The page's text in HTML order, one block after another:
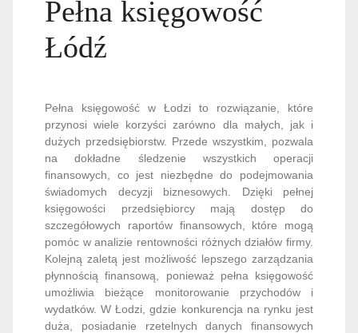
Pełna księgowość
Łódź
Pełna księgowość w Łodzi to rozwiązanie, które
przynosi wiele korzyści zarówno dla małych, jak i
dużych przedsiębiorstw. Przede wszystkim, pozwala
na dokładne śledzenie wszystkich operacji
finansowych, co jest niezbędne do podejmowania
świadomych decyzji biznesowych. Dzięki pełnej
księgowości przedsiębiorcy mają dostęp do
szczegółowych raportów finansowych, które mogą
pomóc w analizie rentowności różnych działów firmy.
Kolejną zaletą jest możliwość lepszego zarządzania
płynnością finansową, ponieważ pełna księgowość
umożliwia bieżące monitorowanie przychodów i
wydatków. W Łodzi, gdzie konkurencja na rynku jest
duża, posiadanie rzetelnych danych finansowych